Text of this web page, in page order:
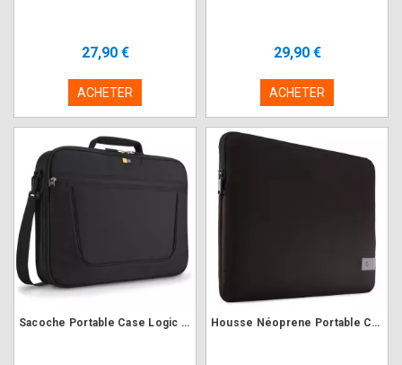
27,90 €
ACHETER
29,90 €
ACHETER
Sacoche Portable Case Logic VNCi-217 Noir 17.3" Housse Néoprene Portable Case Logic REFPC-116 Noir 15" à 16"